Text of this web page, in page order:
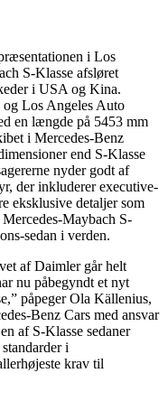
i Los
S-Klasse afsløret
i USA og Kina.
Los Angeles Auto
en længde på 5453 mm
i Mercedes-Benz
end S-Klasse
nyder godt af
der inkluderer executive-
eksklusive detaljer som
Maybach S-
sedan i verden.
af Daimler går helt
nu påbegyndt et nyt
påpeger Ola Källenius,
Benz Cars med ansvar
af S-Klasse sedaner
i
krav til